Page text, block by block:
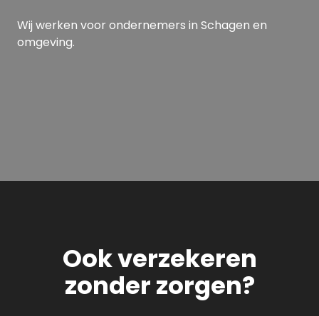
Wij werken voor ondernemers in Schagen en
omgeving.
Ook verzekeren
zonder zorgen?